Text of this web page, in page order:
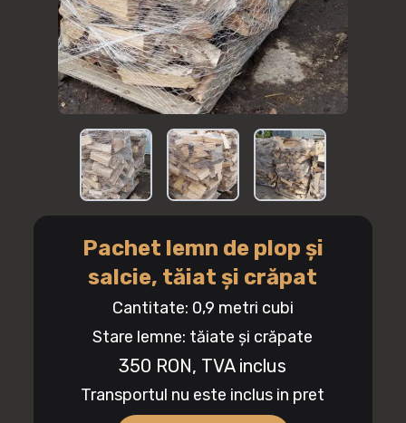
Pachet lemn de plop și
salcie, tăiat și crăpat
Cantitate: 0,9 metri cubi
Stare lemne: tăiate și crăpate
350 RON, TVA inclus
Transportul nu este inclus in pret